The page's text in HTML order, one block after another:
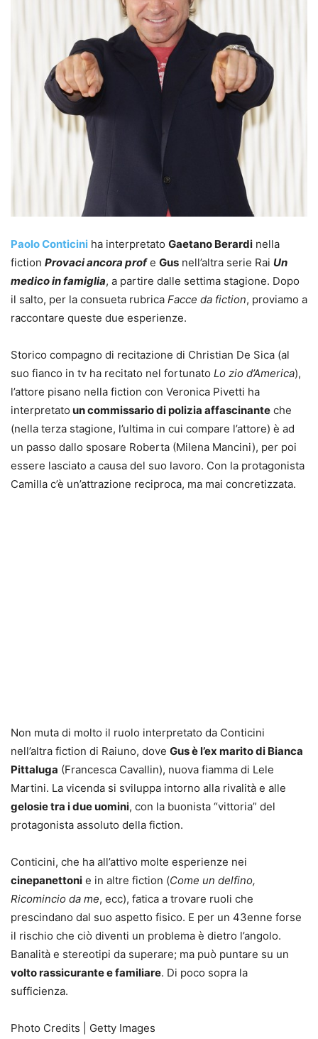
Paolo Conticini ha interpretato Gaetano Berardi nella
fiction Provaci ancora profe Gus nell’altra serie Rai Un
medico in famiglia, a partire dalle settima stagione. Dopo
il salto, per la consueta rubrica Facce da fiction, proviamo a
raccontare queste due esperienze.
Storico compagno di recitazione di Christian De Sica (al
suo fianco in tv ha recitato nel fortunato Lo zio d’America),
l’attore pisano nella fiction con Veronica Pivetti ha
interpretato un commissario di polizia affascinante che
(nella terza stagione, l’ultima in cui compare l’attore) è ad
un passo dallo sposare Roberta (Milena Mancini), per poi
essere lasciato a causa del suo lavoro. Con la protagonista
Camilla c’è un’attrazione reciproca, ma mai concretizzata.
Non muta di molto il ruolo interpretato da Conticini
nell’altra fiction di Raiuno, dove Gus è l’ex marito di Bianca
Pittaluga (Francesca Cavallin), nuova fiamma di Lele
Martini. La vicenda si sviluppa intorno alla rivalità e alle
gelosie tra i due uomini, con la buonista “vittoria” del
protagonista assoluto della fiction.
Conticini, che ha all’attivo molte esperienze nei
cinepanettoni e in altre fiction (Come un delfino,
Ricomincio da me, ecc), fatica a trovare ruoli che
prescindano dal suo aspetto fisico. E per un 43enne forse
il rischio che ciò diventi un problema è dietro l’angolo.
Banalità e stereotipi da superare; ma può puntare su un
volto rassicurante e familiare. Di poco sopra la
sufficienza.
Photo Credits | Getty Images